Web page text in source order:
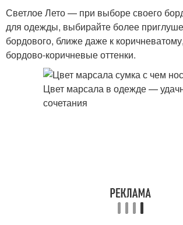
Светлое Лето — при выборе своего
для одежды, выбирайте более
бордового, ближе даже к
бордово-коричневые оттенки.